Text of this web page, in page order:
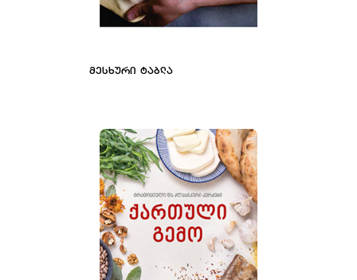
ᲛᲔᲡᲮᲣᲠᲘ ᲢᲐᲑᲚᲐ